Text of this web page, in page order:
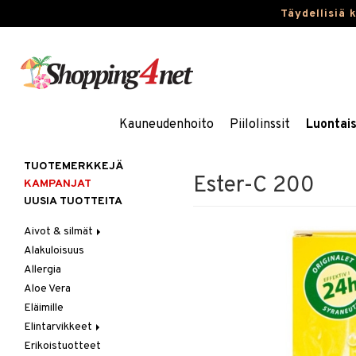
Täydellisiä
Kauneudenhoito Piilolinssit
Ester-C 200
TUOTEMERKKEJÄ
KAMPANJAT
UUSIA TUOTTEITA
Aivot & silmät
Muisti
Rasvahapot
Silmät
Alakuloisuus
Allergia
Aloe Vera
Eläimille
Elintarvikkeet
Hedelmät & pähkinät
Erikoistuotteet